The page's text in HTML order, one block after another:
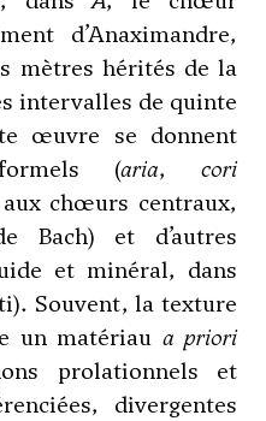
d’Anaximandre,
mètres hérités de la
intervalles de quinte
œuvre se donnent
(aria, cori
chœurs centraux,
Bach) et d’autres
et minéral, dans
Souvent, la texture
un matériau a priori
prolationnels et
divergentes